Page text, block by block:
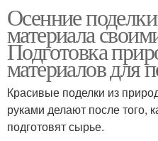
Осенние
материала
Подготовка
материалов для
Красивые поделки из
руками делают после того,
подготовят сырье.